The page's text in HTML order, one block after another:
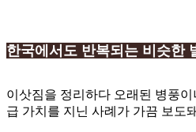
한국에서도 반복되는 비슷한
이삿짐을 정리하다 오래된 병풍
급 가치를 지닌 사례가 가끔 보도